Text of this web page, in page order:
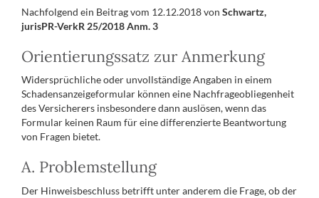
Nachfolgend ein Beitrag vom 12.12.2018 von Schwartz,
jurisPR-VerkR 25/2018 Anm. 3
Orientierungssatz zur Anmerkung
Widersprüchliche oder unvollständige Angaben in einem
Schadensanzeigeformular können eine Nachfrageobliegenheit
des Versicherers insbesondere dann auslösen, wenn das
Formular keinen Raum für eine differenzierte Beantwortung
von Fragen bietet.
A. Problemstellung
Der Hinweisbeschluss betrifft unter anderem die Frage, ob der